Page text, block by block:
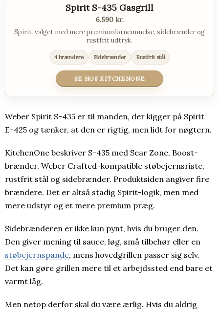
Spirit S-435 Gasgrill
6.590 kr.
Spirit-valget med mere premiumfornemmelse, sidebrænder og
rustfrit udtryk.
4 brændere Sidebrænder Rustfrit stål
SE HOS KITCHENONE
Weber Spirit S-435 er til manden, der kigger på Spirit
E-425 og tænker, at den er rigtig, men lidt for nøgtern.
KitchenOne beskriver S-435 med Sear Zone, Boost-
brænder, Weber Crafted-kompatible støbejernsriste,
rustfrit stål og sidebrænder. Produktsiden angiver fire
brændere. Det er altså stadig Spirit-logik, men med
mere udstyr og et mere premium præg.
Sidebrænderen er ikke kun pynt, hvis du bruger den.
Den giver mening til sauce, løg, små tilbehør eller en
støbejernspande, mens hovedgrillen passer sig selv.
Det kan gøre grillen mere til et arbejdssted end bare et
varmt låg.
Men netop derfor skal du være ærlig. Hvis du aldrig